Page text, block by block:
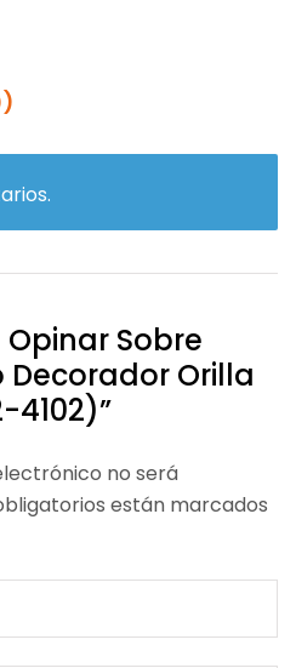
Opinar Sobre
Decorador Orilla
4102)”
no será
están marcados